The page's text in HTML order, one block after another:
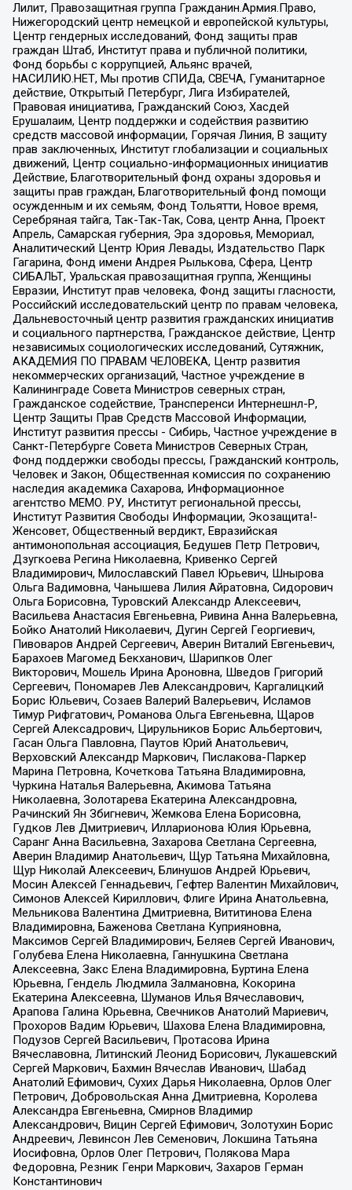
Лилит, Правозащитная группа Гражданин.Армия.Право,
Нижегородский центр немецкой и европейской культуры,
Центр гендерных исследований, Фонд защиты прав
граждан Штаб, Институт права и публичной политики,
Фонд борьбы с коррупцией, Альянс врачей,
НАСИЛИЮ.НЕТ, Мы против СПИДа, СВЕЧА, Гуманитарное
действие, Открытый Петербург, Лига Избирателей,
Правовая инициатива, Гражданский Союз, Хасдей
Ерушалаим, Центр поддержки и содействия развитию
средств массовой информации, Горячая Линия, В защиту
прав заключенных, Институт глобализации и социальных
движений, Центр социально-информационных инициатив
Действие, Благотворительный фонд охраны здоровья и
защиты прав граждан, Благотворительный фонд помощи
осужденным и их семьям, Фонд Тольятти, Новое время,
Серебряная тайга, Так-Так-Так, Сова, центр Анна, Проект
Апрель, Самарская губерния, Эра здоровья, Мемориал,
Аналитический Центр Юрия Левады, Издательство Парк
Гагарина, Фонд имени Андрея Рылькова, Сфера, Центр
СИБАЛЬТ, Уральская правозащитная группа, Женщины
Евразии, Институт прав человека, Фонд защиты гласности,
Российский исследовательский центр по правам человека,
Дальневосточный центр развития гражданских инициатив
и социального партнерства, Гражданское действие, Центр
независимых социологических исследований, Сутяжник,
АКАДЕМИЯ ПО ПРАВАМ ЧЕЛОВЕКА, Центр развития
некоммерческих организаций, Частное учреждение в
Калининграде Совета Министров северных стран,
Гражданское содействие, Трансперенси Интернешнл-Р,
Центр Защиты Прав Средств Массовой Информации,
Институт развития прессы - Сибирь, Частное учреждение в
Санкт-Петербурге Совета Министров Северных Стран,
Фонд поддержки свободы прессы, Гражданский контроль,
Человек и Закон, Общественная комиссия по сохранению
наследия академика Сахарова, Информационное
агентство МЕМО. РУ, Институт региональной прессы,
Институт Развития Свободы Информации, Экозащита!-
Женсовет, Общественный вердикт, Евразийская
антимонопольная ассоциация, Бедушев Петр Петрович,
Дзугкоева Регина Николаевна, Кривенко Сергей
Владимирович, Милославский Павел Юрьевич, Шнырова
Ольга Вадимовна, Чанышева Лилия Айратовна, Сидорович
Ольга Борисовна, Туровский Александр Алексеевич,
Васильева Анастасия Евгеньевна, Ривина Анна Валерьевна,
Бойко Анатолий Николаевич, Дугин Сергей Георгиевич,
Пивоваров Андрей Сергеевич, Аверин Виталий Евгеньевич,
Барахоев Магомед Бекханович, Шарипков Олег
Викторович, Мошель Ирина Ароновна, Шведов Григорий
Сергеевич, Пономарев Лев Александрович, Каргалицкий
Борис Юльевич, Созаев Валерий Валерьевич, Исламов
Тимур Рифгатович, Романова Ольга Евгеньевна, Щаров
Сергей Алексадрович, Цирульников Борис Альбертович,
Гасан Ольга Павловна, Паутов Юрий Анатольевич,
Верховский Александр Маркович, Пислакова-Паркер
Марина Петровна, Кочеткова Татьяна Владимировна,
Чуркина Наталья Валерьевна, Акимова Татьяна
Николаевна, Золотарева Екатерина Александровна,
Рачинский Ян Збигневич, Жемкова Елена Борисовна,
Гудков Лев Дмитриевич, Илларионова Юлия Юрьевна,
Саранг Анна Васильевна, Захарова Светлана Сергеевна,
Аверин Владимир Анатольевич, Щур Татьяна Михайловна,
Щур Николай Алексеевич, Блинушов Андрей Юрьевич,
Мосин Алексей Геннадьевич, Гефтер Валентин Михайлович,
Симонов Алексей Кириллович, Флиге Ирина Анатольевна,
Мельникова Валентина Дмитриевна, Вититинова Елена
Владимировна, Баженова Светлана Куприяновна,
Максимов Сергей Владимирович, Беляев Сергей Иванович,
Голубева Елена Николаевна, Ганнушкина Светлана
Алексеевна, Закс Елена Владимировна, Буртина Елена
Юрьевна, Гендель Людмила Залмановна, Кокорина
Екатерина Алексеевна, Шуманов Илья Вячеславович,
Арапова Галина Юрьевна, Свечников Анатолий Мариевич,
Прохоров Вадим Юрьевич, Шахова Елена Владимировна,
Подузов Сергей Васильевич, Протасова Ирина
Вячеславовна, Литинский Леонид Борисович, Лукашевский
Сергей Маркович, Бахмин Вячеслав Иванович, Шабад
Анатолий Ефимович, Сухих Дарья Николаевна, Орлов Олег
Петрович, Добровольская Анна Дмитриевна, Королева
Александра Евгеньевна, Смирнов Владимир
Александрович, Вицин Сергей Ефимович, Золотухин Борис
Андреевич, Левинсон Лев Семенович, Локшина Татьяна
Иосифовна, Орлов Олег Петрович, Полякова Мара
Федоровна, Резник Генри Маркович, Захаров Герман
Константинович